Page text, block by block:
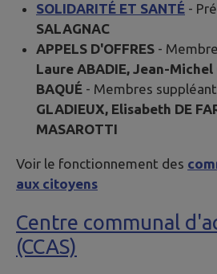
SOLIDARITÉ ET SANTÉ -
SALAGNAC
APPELS D'OFFRES -
Laure ABADIE, Jean-Michel
BAQUÉ - Membres
GLADIEUX, Elisabeth DE
MASAROTTI
Voir le fonctionnement des
aux citoyens
Centre communal
(CCAS)